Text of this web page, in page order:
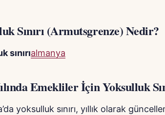
Sınırı (Armutsgrenze) Nedir?
sınırıalmanya
Emekliler İçin Yoksulluk
yoksulluk sınırı, yıllık olarak